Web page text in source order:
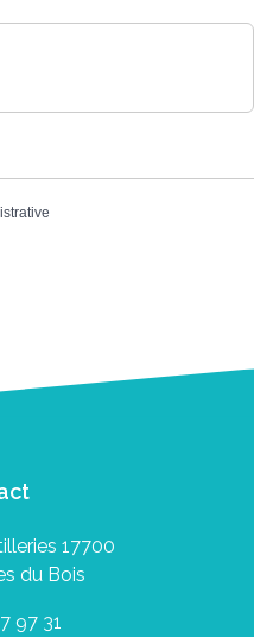
17700
du Bois
97 31